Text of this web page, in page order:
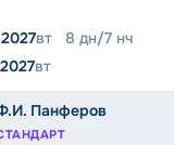
вт 8 дн/7 нч
вт
Панферов